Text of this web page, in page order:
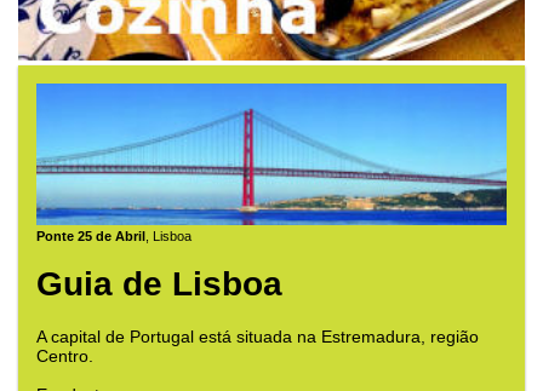
Ponte 25 de Abril , Lisboa
Guia de Lisboa
A capital de Portugal está situada na Estremadura, região
Centro.